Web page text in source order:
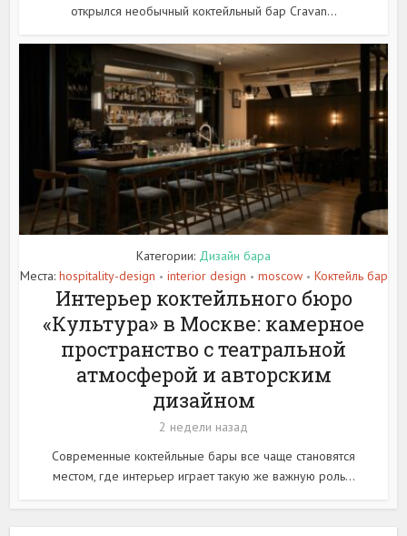
открылся необычный коктейльный бар Cravan...
Категории: Дизайн бара
Места: hospitality-design • interior design • moscow • Коктейль бар
Интерьер коктейльного бюро
«Культура» в Москве: камерное
пространство с театральной
атмосферой и авторским
дизайном
2 недели назад
Современные коктейльные бары все чаще становятся
местом, где интерьер играет такую же важную роль...